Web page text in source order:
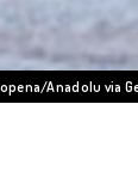
Anadolu via